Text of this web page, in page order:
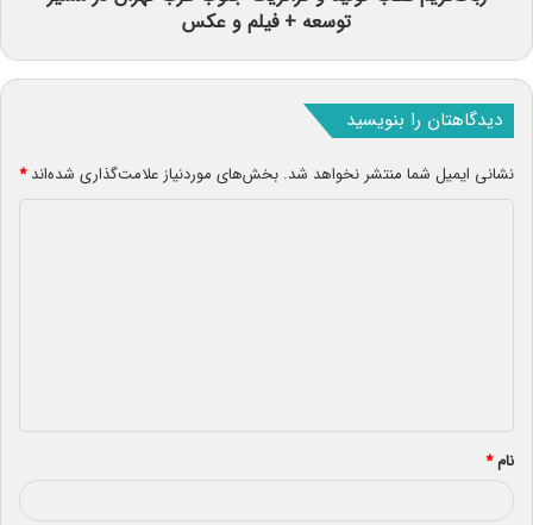
توسعه + فیلم و عکس
دیدگاهتان را بنویسید
نشانی ایمیل شما منتشر نخواهد شد. بخش‌های موردنیاز علامت‌گذاری شده‌اند*
*
نام*